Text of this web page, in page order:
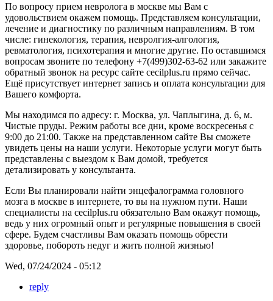
По вопросу прием невролога в москве мы Вам с
удовольствием окажем помощь. Представляем консультации,
лечение и диагностику по различным направлениям. В том
числе: гинекология, терапия, невролгия-алгология,
ревматология, психотерапия и многие другие. По оставшимся
вопросам звоните по телефону +7(499)302-63-62 или закажите
обратный звонок на ресурс сайте cecilplus.ru прямо сейчас.
Ещё присутствует интернет запись и оплата консультации для
Вашего комфорта.
Мы находимся по адресу: г. Москва, ул. Чаплыгина, д. 6, м.
Чистые пруды. Режим работы все дни, кроме воскресенья с
9:00 до 21:00. Также на представленном сайте Вы сможете
увидеть цены на наши услуги. Некоторые услуги могут быть
представлены с выездом к Вам домой, требуется
детализировать у консультанта.
Если Вы планировали найти энцефалограмма головного
мозга в москве в интернете, то вы на нужном пути. Наши
специалисты на cecilplus.ru обязательно Вам окажут помощь,
ведь у них огромный опыт и регулярные повышения в своей
сфере. Будем счастливы Вам оказать помощь обрести
здоровье, побороть недуг и жить полной жизнью!
Wed, 07/24/2024 - 05:12
reply